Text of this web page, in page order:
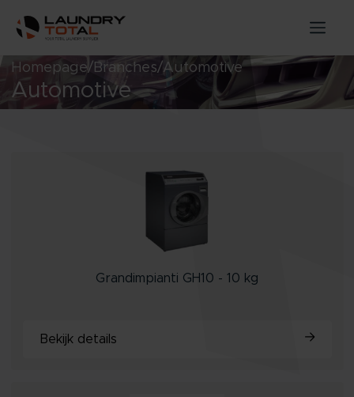
Homepage Branches Automotive
Automotive
Grandimpianti GH10 - 10 kg
Bekijk details